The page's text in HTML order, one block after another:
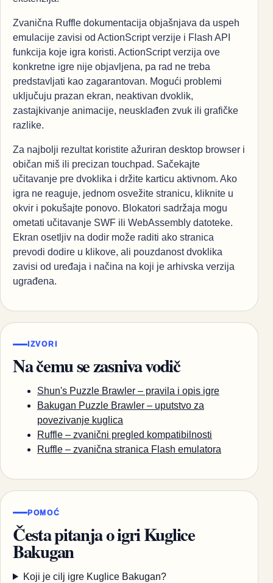
Zvanična Ruffle dokumentacija objašnjava da uspeh
emulacije zavisi od ActionScript verzije i Flash API
funkcija koje igra koristi. ActionScript verzija ove
konkretne igre nije objavljena, pa rad ne treba
predstavljati kao zagarantovan. Mogući problemi
uključuju prazan ekran, neaktivan dvoklik,
zastajkivanje animacije, neusklađen zvuk ili grafičke
razlike.
Za najbolji rezultat koristite ažuriran desktop browser i
običan miš ili precizan touchpad. Sačekajte
učitavanje pre dvoklika i držite karticu aktivnom. Ako
igra ne reaguje, jednom osvežite stranicu, kliknite u
okvir i pokušajte ponovo. Blokatori sadržaja mogu
ometati učitavanje SWF ili WebAssembly datoteke.
Ekran osetljiv na dodir može raditi ako stranica
prevodi dodire u klikove, ali pouzdanost dvoklika
zavisi od uređaja i načina na koji je arhivska verzija
ugrađena.
IZVORI
Na čemu se zasniva vodič
Shun's Puzzle Brawler – pravila i opis igre
Bakugan Puzzle Brawler – uputstvo za
povezivanje kuglica
Ruffle – zvanični pregled kompatibilnosti
Ruffle – zvanična stranica Flash emulatora
POMOĆ
Česta pitanja o igri Kuglice
Bakugan
Koji je cilj igre Kuglice Bakugan?